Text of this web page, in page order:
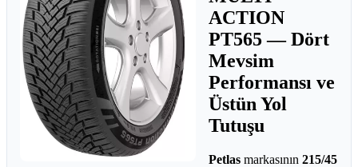
ACTION
PT565 — Dört
Mevsim
Performansı ve
Üstün Yol
Tutuşu
Petlas markasının 215/45